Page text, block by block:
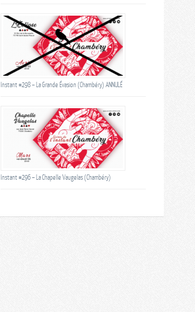
Instant #298 – La Grande Évasion (Chambéry) ANNULÉ
Instant #296 – La Chapelle Vaugelas (Chambéry)